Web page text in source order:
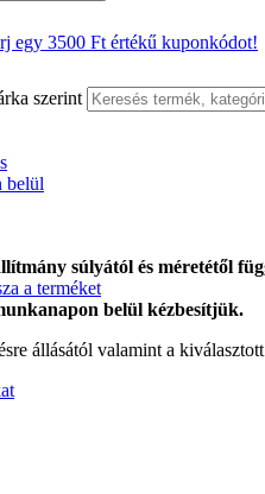
egy 3500 Ft értékű kuponkódot!
szerint
belül
súlyától és méretétől
a terméket
belül kézbesítjük.
állásától valamint a